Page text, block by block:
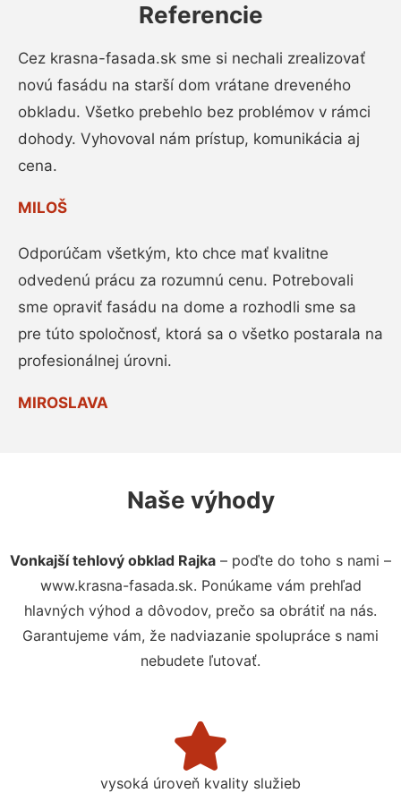
Referencie
Cez krasna-fasada.sk sme si nechali zrealizovať
novú fasádu na starší dom vrátane dreveného
obkladu. Všetko prebehlo bez problémov v rámci
dohody. Vyhovoval nám prístup, komunikácia aj
cena.
MILOŠ
Odporúčam všetkým, kto chce mať kvalitne
odvedenú prácu za rozumnú cenu. Potrebovali
sme opraviť fasádu na dome a rozhodli sme sa
pre túto spoločnosť, ktorá sa o všetko postarala na
profesionálnej úrovni.
MIROSLAVA
Naše výhody
Vonkajší tehlový obklad Rajka – poďte do toho s nami –
www.krasna-fasada.sk. Ponúkame vám prehľad
hlavných výhod a dôvodov, prečo sa obrátiť na nás.
Garantujeme vám, že nadviazanie spolupráce s nami
nebudete ľutovať.
vysoká úroveň kvality služieb